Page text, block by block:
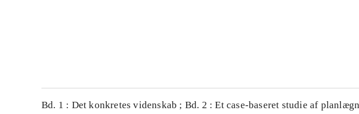
Bd. 1 : Det konkretes videnskab ; Bd. 2 : Et case-baseret studie af